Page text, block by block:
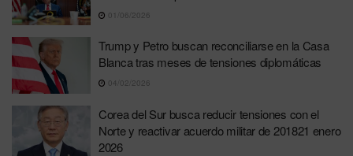
01/06/2026
Trump y Petro buscan reconciliarse en la Casa
Blanca tras meses de tensiones diplomáticas
04/02/2026
Corea del Sur busca reducir tensiones con el
Norte y reactivar acuerdo militar de 201821 enero
2026